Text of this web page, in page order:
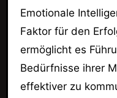
Emotionale
Faktor für den
ermöglicht es
Bedürfnisse ihrer
effektiver zu